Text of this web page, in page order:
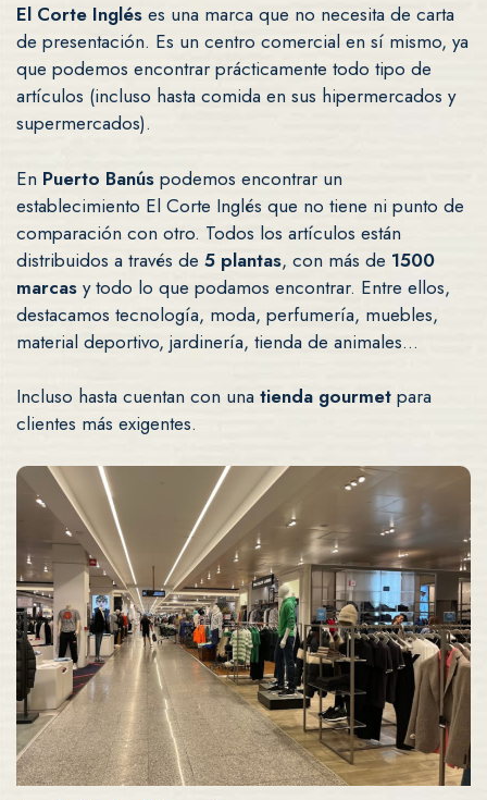
El Corte Inglés es una marca que no necesita de carta
de presentación. Es un centro comercial en sí mismo, ya
que podemos encontrar prácticamente todo tipo de
artículos (incluso hasta comida en sus hipermercados y
supermercados).
En Puerto Banús podemos encontrar un
establecimiento El Corte Inglés que no tiene ni punto de
comparación con otro. Todos los artículos están
distribuidos a través de 5 plantas, con más de 1500
marcas y todo lo que podamos encontrar. Entre ellos,
destacamos tecnología, moda, perfumería, muebles,
material deportivo, jardinería, tienda de animales…
Incluso hasta cuentan con una tienda gourmet para
clientes más exigentes.